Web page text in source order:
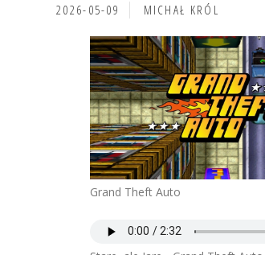
2026-05-09 MICHAŁ KRÓL
Grand Theft Auto